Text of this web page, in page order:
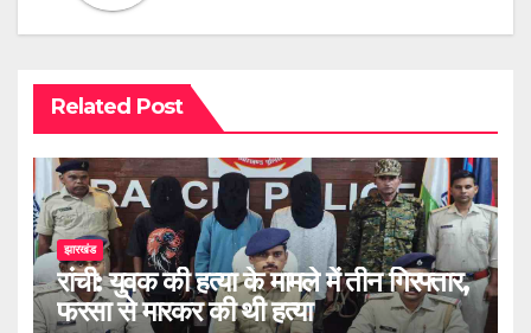
Related Post
झारखंड
रांची: युवक की हत्या के मामले में तीन गिरफ्तार,
फरसा से मारकर की थी हत्या